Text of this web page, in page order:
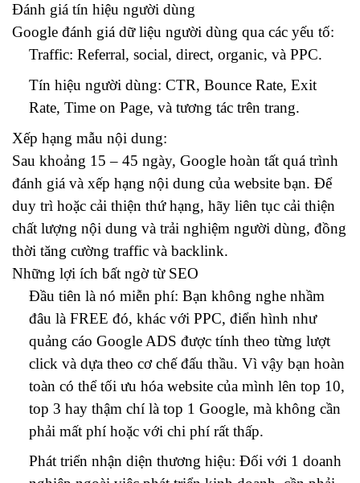
Đánh giá tín hiệu người dùng
Google đánh giá dữ liệu người dùng qua các yếu tố:
Traffic: Referral, social, direct, organic, và PPC.
Tín hiệu người dùng: CTR, Bounce Rate, Exit
Rate, Time on Page, và tương tác trên trang.
Xếp hạng mẫu nội dung:
Sau khoảng 15 – 45 ngày, Google hoàn tất quá trình
đánh giá và xếp hạng nội dung của website bạn. Để
duy trì hoặc cải thiện thứ hạng, hãy liên tục cải thiện
chất lượng nội dung và trải nghiệm người dùng, đồng
thời tăng cường traffic và backlink.
Những lợi ích bất ngờ từ SEO
Đầu tiên là nó miễn phí: Bạn không nghe nhầm
đâu là FREE đó, khác với PPC, điển hình như
quảng cáo Google ADS được tính theo từng lượt
click và dựa theo cơ chế đấu thầu. Vì vậy bạn hoàn
toàn có thể tối ưu hóa website của mình lên top 10,
top 3 hay thậm chí là top 1 Google, mà không cần
phải mất phí hoặc với chi phí rất thấp.
Phát triển nhận diện thương hiệu: Đối với 1 doanh